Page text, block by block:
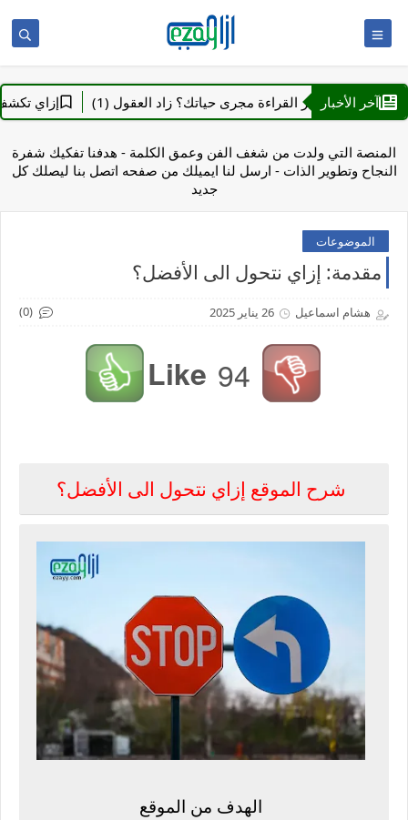
آخر الأخبار
إزاي تغير القراءة مجرى حياتك؟ زاد العقول (1) إزاي تكشف
المنصة التي ولدت من شغف الفن وعمق الكلمة - هدفنا تفكيك شفرة
النجاح وتطوير الذات - ارسل لنا ايميلك من صفحه اتصل بنا ليصلك كل
جديد
الموضوعات
مقدمة: إزاي نتحول الى الأفضل؟
هشام اسماعيل 26 يناير 2025 (0)
Like 94
شرح الموقع إزاي نتحول الى الأفضل؟
الهدف من الموقع